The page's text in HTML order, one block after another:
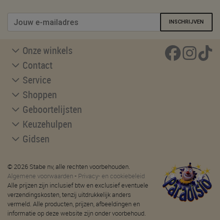
INSCHRIJVEN
Onze winkels
Contact
Service
Shoppen
Geboortelijsten
Keuzehulpen
Gidsen
© 2026 Stabe nv, alle rechten voorbehouden.
Algemene voorwaarden - Privacy- en cookiebeleid
Alle prijzen zijn inclusief btw en exclusief eventuele
verzendingskosten, tenzij uitdrukkelijk anders
vermeld. Alle producten, prijzen, afbeeldingen en
informatie op deze website zijn onder voorbehoud.